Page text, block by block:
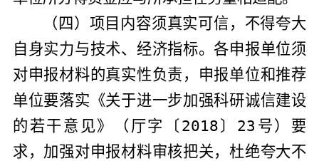
（四）项目内容须真实可信，不得夸大
自身实力与技术、经济指标。各申报单位须
对申报材料的真实性负责，申报单位和推荐
单位要落实《关于进一步加强科研诚信建设
的若干意见》（厅字〔2018〕 23 号）要
求，加强对申报材料审核把关，杜绝夸大不